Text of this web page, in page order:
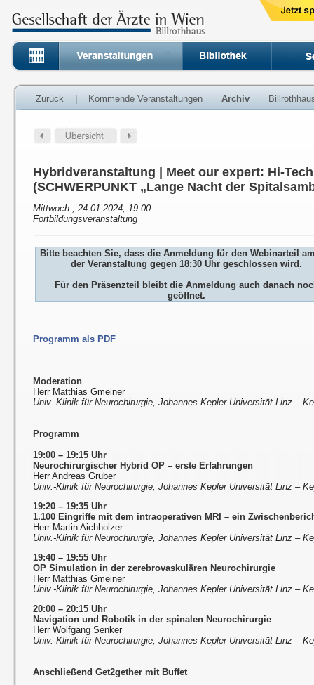
Zurück Kommende Veranstaltungen Archiv
Hybridveranstaltung | Meet our expert: Hi-
(SCHWERPUNKT „Lange Nacht der
Mittwoch , 24.01.2024, 19:00
Fortbildungsveranstaltung
Bitte beachten Sie, dass die Anmeldung für den Webinarteil
der Veranstaltung gegen 18:30 Uhr geschlossen wird.
Für den Präsenzteil bleibt die Anmeldung auch danach
geöffnet.
Programm als PDF
Moderation
Herr Matthias Gmeiner
Univ.-Klinik für Neurochirurgie, Johannes Kepler Universität Linz –
Programm
19:00 – 19:15 Uhr
Neurochirurgischer Hybrid OP – erste Erfahrungen
Herr Andreas Gruber
Univ.-Klinik für Neurochirurgie, Johannes Kepler Universität Linz –
19:20 – 19:35 Uhr
1.100 Eingriffe mit dem intraoperativen MRI – ein
Herr Martin Aichholzer
Univ.-Klinik für Neurochirurgie, Johannes Kepler Universität Linz –
19:40 – 19:55 Uhr
OP Simulation in der zerebrovaskulären Neurochirurgie
Herr Matthias Gmeiner
Univ.-Klinik für Neurochirurgie, Johannes Kepler Universität Linz –
20:00 – 20:15 Uhr
Navigation und Robotik in der spinalen Neurochirurgie
Herr Wolfgang Senker
Univ.-Klinik für Neurochirurgie, Johannes Kepler Universität Linz –
Anschließend Get2gether mit Buffet